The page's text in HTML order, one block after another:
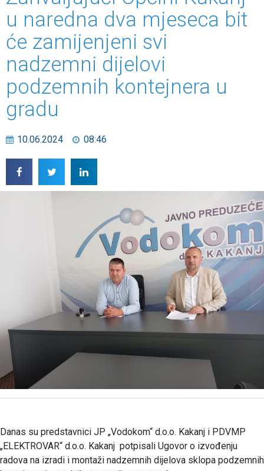
u naredna dva mjeseca bit
će zamijenjeni svi
nadzemni dijelovi
podzemnih kontejnera u
gradu
10.06.2024 08:46
Danas su predstavnici JP „Vodokom“ d.o.o. Kakanj i PDVMP
„ELEKTROVAR“ d.o.o. Kakanj potpisali Ugovor o izvođenju
radova na izradi i montaži nadzemnih dijelova sklopa podzemnih